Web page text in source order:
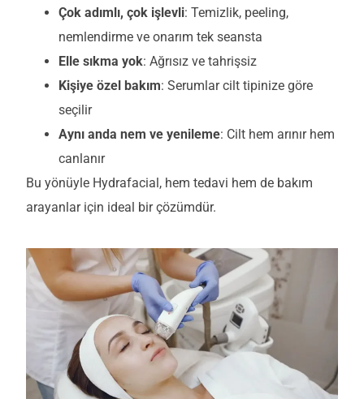
Çok adımlı, çok işlevli: Temizlik, peeling,
nemlendirme ve onarım tek seansta
Elle sıkma yok: Ağrısız ve tahrişsiz
Kişiye özel bakım: Serumlar cilt tipinize göre
seçilir
Aynı anda nem ve yenileme: Cilt hem arınır hem
canlanır
Bu yönüyle Hydrafacial, hem tedavi hem de bakım
arayanlar için ideal bir çözümdür.